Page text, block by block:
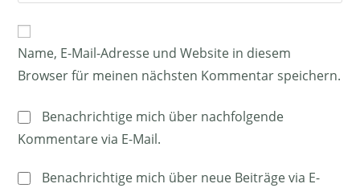
Name, E-Mail-Adresse und Website in diesem
Browser für meinen nächsten Kommentar speichern.
Benachrichtige mich über nachfolgende
Kommentare via E-Mail.
Benachrichtige mich über neue Beiträge via E-